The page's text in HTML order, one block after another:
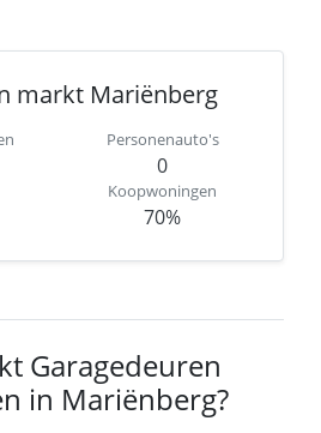
markt Mariënberg
Personenauto's
0
Koopwoningen
70%
Garagedeuren
in Mariënberg?